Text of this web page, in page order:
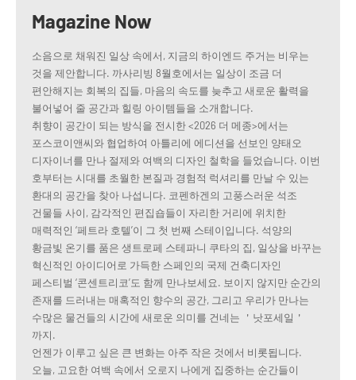
Magazine Now
소음으로 채워진 일상 속에서, 지금의 하이엔드 주거는 비우는
것을 제안합니다. 까사리빙 8월호에서는 일상이 조금 더
편안해지는 회복의 집들, 마음의 속도를 늦추고 새로운 활력을
불어넣어 줄 공간과 힐링 아이템들을 소개합니다.
취향이 공간이 되는 방식을 전시한 <2026 더 메종>에서는
포스코이앤씨와 협업하여 아틀리에 에디션을 선보인 양태오
디자이너를 만나 절제와 여백의 디자인 철학을 들었습니다. 이번
호부터는 시대를 초월한 본질과 경험적 럭셔리를 만날 수 있는
환대의 공간을 찾아 나섭니다. 코펜하겐의 고풍스러운 석조
건물들 사이, 감각적인 편집숍들이 자리한 거리에 위치한
매력적인 ‘페트라 호텔’이 그 첫 번째 스테이입니다. 석양의
황금빛 온기를 품은 생트로페 스테파니 쿠타의 집, 일상을 바꾸는
혁신적인 아이디어로 가득한 스페인의 국제 건축디자인
페스티벌 ‘콘센트리코’도 함께 만나보세요. 보이지 않지만 순간의
존재를 드러내는 매혹적인 향수의 공간, 그리고 우리가 만나는
수많은 물건들의 시간에 새로운 의미를 건네는 ＇낫포세일＇
까지.
언젠가 이루고 싶은 큰 변화는 아주 작은 것에서 비롯됩니다.
오늘, 고요한 여백 속에서 오로지 나에게 집중하는 순간들이